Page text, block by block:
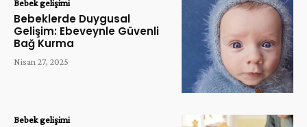
Bebek gelişimi
Bebeklerde Duygusal
Gelişim: Ebeveynle Güvenli
Bağ Kurma
Nisan 27, 2025
Bebek gelişimi